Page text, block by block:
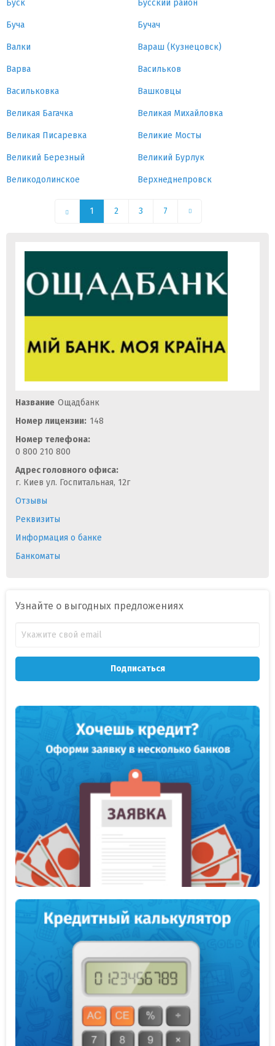
Буск Бусский район
Буча Бучач
Валки Вараш (Кузнецовск)
Варва Васильков
Васильковка Вашковцы
Великая Багачка Великая Михайловка
Великая Писаревка Великие Мосты
Великий Березный Великий Бурлук
Великодолинское Верхнеднепровск
1 2 3 7
Название Ощадбанк
Номер лицензии: 148
Номер телефона:
0 800 210 800
Адрес головного офиса:
г. Киев ул. Госпитальная, 12г
Отзывы
Реквизиты
Информация о банке
Банкоматы
Узнайте о выгодных предложениях
Подписаться